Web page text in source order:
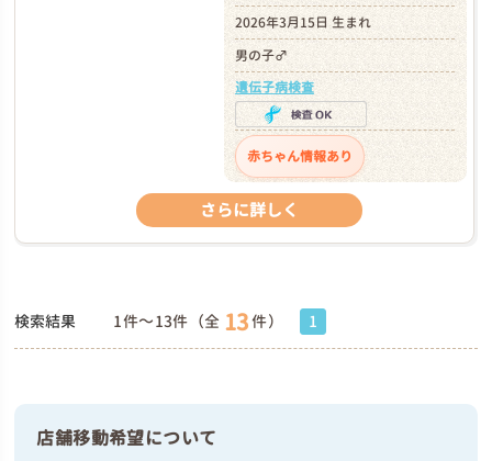
2026年3月15日 生まれ
男の子♂
遺伝子病検査
赤ちゃん情報あり
さらに詳しく
検索結果 1件～13件（全 13件） 1
店舗移動希望について